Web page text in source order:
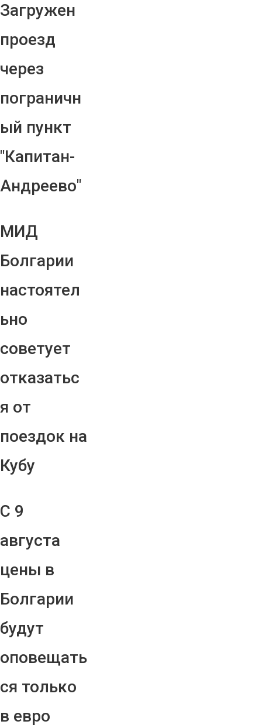
Загружен
проезд
через
пограничн
ый пункт
"Капитан-
Андреево"
МИД
Болгарии
настоятел
ьно
советует
отказатьс
я от
поездок на
Кубу
С 9
августа
цены в
Болгарии
будут
оповещать
ся только
в евро